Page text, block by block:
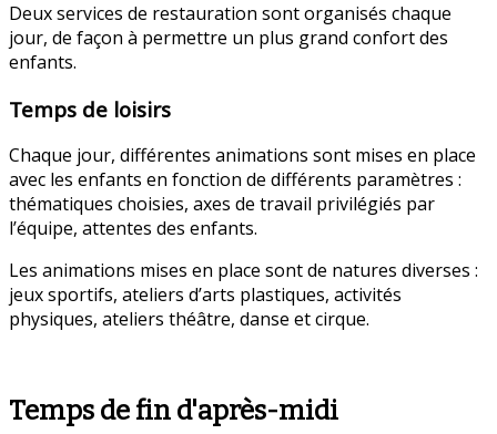
Deux services de restauration sont organisés chaque
jour, de façon à permettre un plus grand confort des
enfants.
Temps de loisirs
Chaque jour, différentes animations sont mises en place
avec les enfants en fonction de différents paramètres :
thématiques choisies, axes de travail privilégiés par
l’équipe, attentes des enfants.
Les animations mises en place sont de natures diverses :
jeux sportifs, ateliers d’arts plastiques, activités
physiques, ateliers théâtre, danse et cirque.
Temps de fin d'après-midi